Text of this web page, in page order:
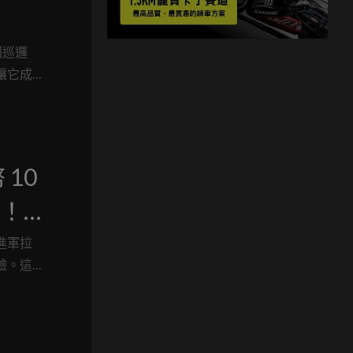
邏
它成
10
軍拉
。這